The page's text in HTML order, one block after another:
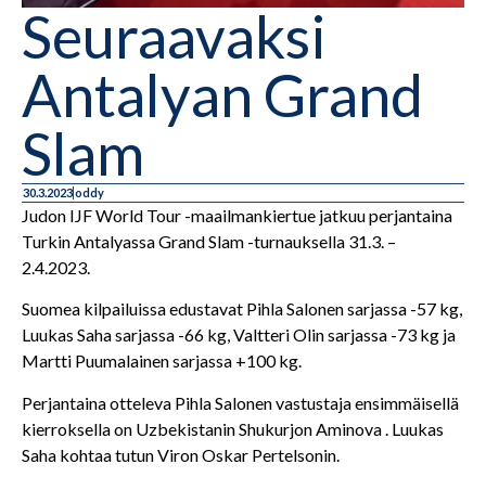
Seuraavaksi
Antalyan Grand
Slam
30.3.2023oddy
Judon IJF World Tour -maailmankiertue jatkuu perjantaina
Turkin Antalyassa Grand Slam -turnauksella 31.3. –
2.4.2023.
Suomea kilpailuissa edustavat Pihla Salonen sarjassa -57 kg,
Luukas Saha sarjassa -66 kg, Valtteri Olin sarjassa -73 kg ja
Martti Puumalainen sarjassa +100 kg.
Perjantaina otteleva Pihla Salonen vastustaja ensimmäisellä
kierroksella on Uzbekistanin Shukurjon Aminova . Luukas
Saha kohtaa tutun Viron Oskar Pertelsonin.